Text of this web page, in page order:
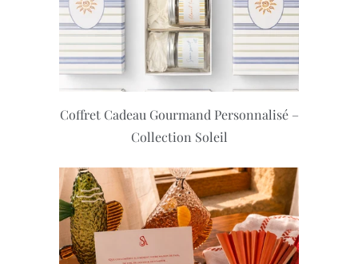
Coffret Cadeau Gourmand Personnalisé –
Collection Soleil